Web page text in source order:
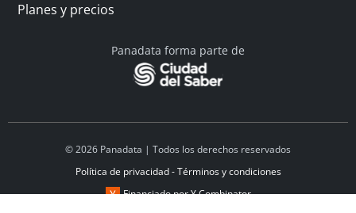
Planes y precios
Panadata forma parte de
© 2026 Panadata | Todos los derechos reservados
Política de privacidad - Términos y condiciones
Financiado por Y Combinator